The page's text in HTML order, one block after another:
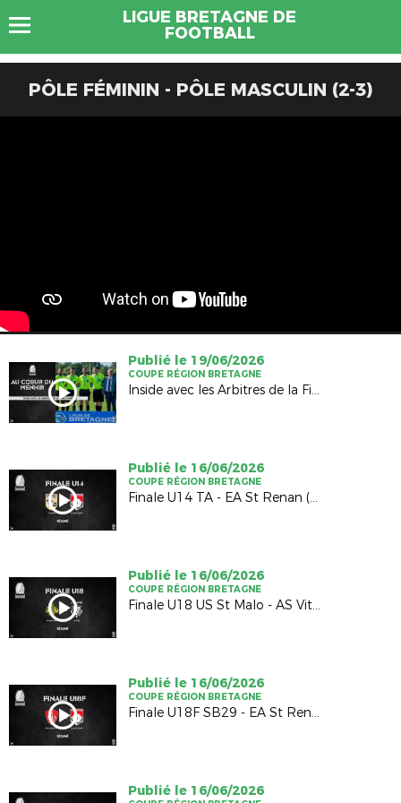
LIGUE BRETAGNE DE
FOOTBALL
PÔLE FÉMININ - PÔLE MASCULIN (2-3)
Publié le 19/06/2026
COUPE RÉGION BRETAGNE
Inside avec les Arbitres de la Finale Hommes
Publié le 16/06/2026
COUPE RÉGION BRETAGNE
Finale U14 TA - EA St Renan (1-1; 4-5 TAB)
Publié le 16/06/2026
COUPE RÉGION BRETAGNE
Finale U18 US St Malo - AS Vitré (2-2; 4-5 TAB)
Publié le 16/06/2026
COUPE RÉGION BRETAGNE
Finale U18F SB29 - EA St Renan (1-0)
Publié le 16/06/2026